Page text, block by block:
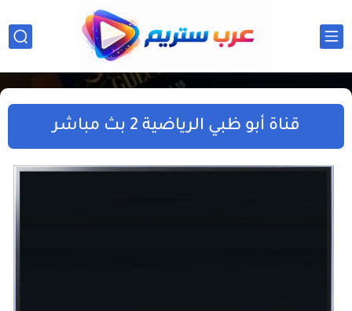
قناة أبو ظبي الرياضية 2 بث مباشر